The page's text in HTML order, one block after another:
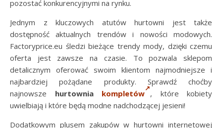
pozostać konkurencyjnymi na rynku.
Jednym z kluczowych atutów hurtowni jest także
dostępność aktualnych trendów i nowości modowych.
Factoryprice.eu śledzi bieżące trendy mody, dzięki czemu
oferta jest zawsze na czasie. To pozwala sklepom
detalicznym oferować swoim klientom najmodniejsze i
najbardziej pożądane produkty. Sprawdź choćby
najnowsze hurtownia kompletów , które kobiety
uwielbiają i które będą modne nadchodzącej jesieni!
Dodatkowym plusem zakupów w hurtowni internetowej